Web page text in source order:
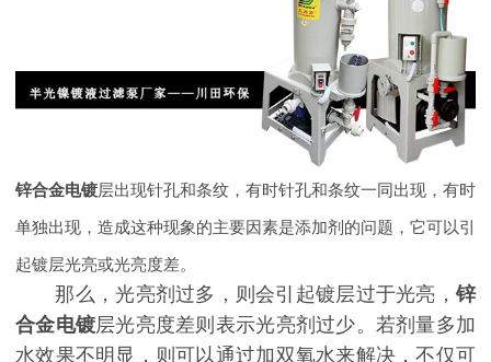
锌合金电镀层出现针孔和条纹，有时针孔和条纹一同出现，有时
单独出现，造成这种现象的主要因素是添加剂的问题，它可以引
起镀层光亮或光亮度差。
那么，光亮剂过多，则会引起镀层过于光亮， 锌
合金电镀层光亮度差则表示光亮剂过少。若剂量多加
水效果不明显，则可以通过加双氧水来解决，不仅可